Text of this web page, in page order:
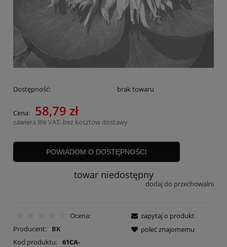
Dostępność: brak towaru
Cena: 58,79 zł
zawiera 8% VAT, bez kosztów dostawy
POWIADOM O DOSTĘPNOŚCI
towar niedostępny
dodaj do przechowalni
Ocena:
Producent:
BK
Kod produktu: 61CA-
zapytaj o produkt
poleć znajomemu